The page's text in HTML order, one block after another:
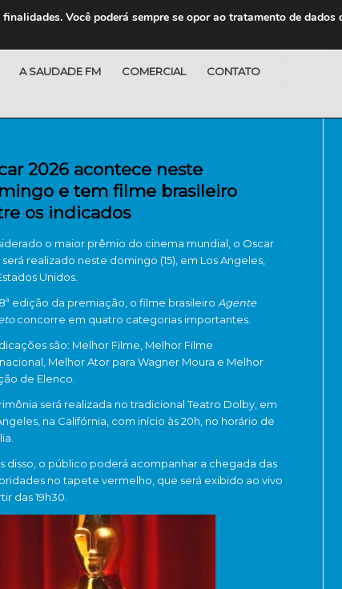
A SAUDADE FM COMERCIAL CONTATO
2026 acontece neste
e tem filme brasileiro
os indicados
o maior prêmio do cinema mundial, o Oscar
será realizado neste domingo (15), em Los Angeles,
Unidos.
edição da premiação, o filme brasileiro Agente
concorre em quatro categorias importantes.
são: Melhor Filme, Melhor Filme
Melhor Ator para Wagner Moura e Melhor
de Elenco.
será realizada no tradicional Teatro Dolby, em
na Califórnia, com início às 20h, no horário de
disso, o público poderá acompanhar a chegada das
no tapete vermelho, que será exibido ao vivo
das 19h30.
Você poderá sempre se opor ao tratamento de